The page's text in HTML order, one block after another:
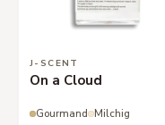
J-SCENT
On a Cloud
Gourmand Milchig